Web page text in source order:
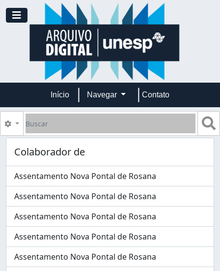
Skip to main content
Toggle navigation
Início Navegar Contato
Buscar
Opções de busca
Colaborador de
Assentamento Nova Pontal de Rosana
Assentamento Nova Pontal de Rosana
Assentamento Nova Pontal de Rosana
Assentamento Nova Pontal de Rosana
Assentamento Nova Pontal de Rosana